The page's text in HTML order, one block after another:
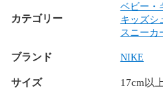
カテゴリー
ベビー・
キッズシ
スニーカ
ブランド NIKE
サイズ 17cm以上